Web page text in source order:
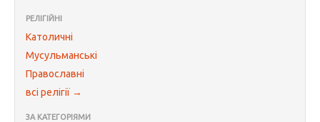
РЕЛІГІЙНІ
Католичні
Мусульманські
Православні
всі релігії →
ЗА КАТЕГОРІЯМИ